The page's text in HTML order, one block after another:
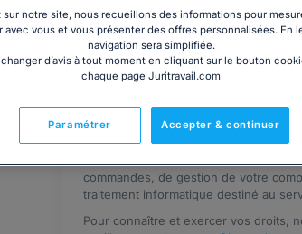
Je souhaite recevoir par
services et offres marketing de
Les informations recueillies sur ce
commandes, de gestion de votre
traitement informatique destiné au
Pour connaître et exercer vos droits,
sur notre site, nous recueillons des informations pour
avec vous et vous présenter des offres personnalisées. En
navigation sera simplifiée.
d’avis à tout moment en cliquant sur le bouton
chaque page Juritravail.com
Accepter & continuer
Paramétrer